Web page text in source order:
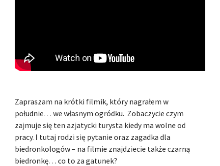
Zapraszam na krótki filmik, który nagrałem w
południe… we własnym ogródku. Zobaczycie czym
zajmuje się ten azjatycki turysta kiedy ma wolne od
pracy. I tutaj rodzi się pytanie oraz zagadka dla
biedronkologów – na filmie znajdziecie także czarną
biedronkę… co to za gatunek?